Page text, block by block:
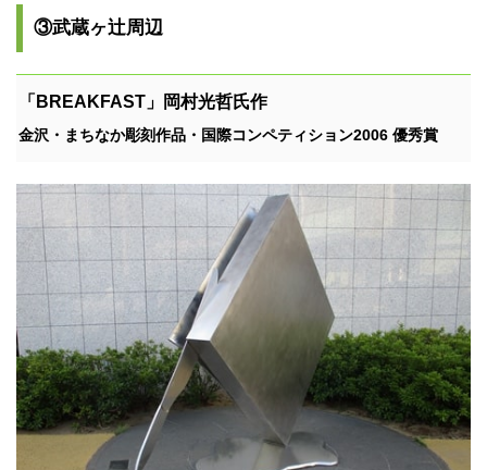
③武蔵ヶ辻周辺
「BREAKFAST」岡村光哲氏作
金沢・まちなか彫刻作品・国際コンペティション2006 優秀賞